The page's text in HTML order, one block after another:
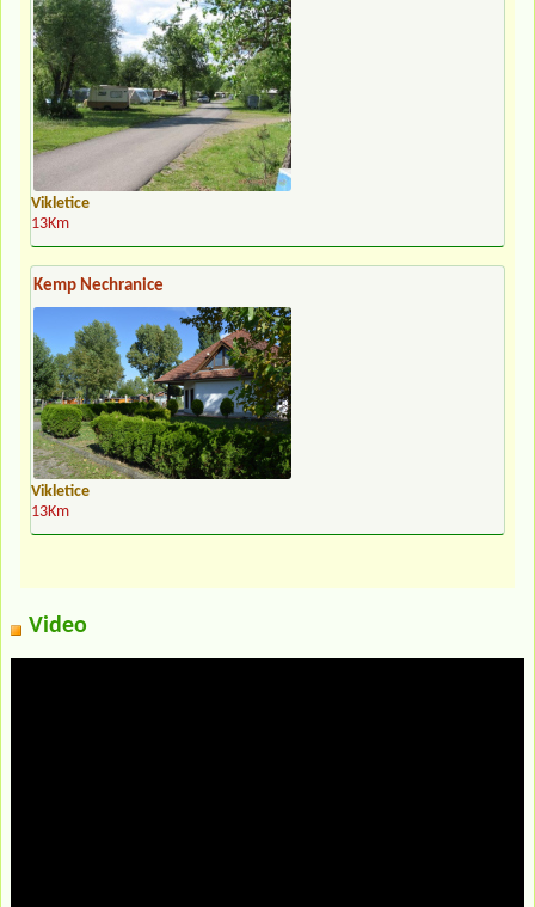
Vikletice
13Km
Kemp Nechranice
Vikletice
13Km
Video